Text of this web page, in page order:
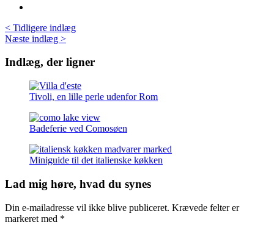
< Tidligere indlæg
Næste indlæg >
Indlæg, der ligner
Tivoli, en lille perle udenfor Rom
Badeferie ved Comosøen
Miniguide til det italienske køkken
Lad mig høre, hvad du synes
Din e-mailadresse vil ikke blive publiceret. Krævede felter er
markeret med *